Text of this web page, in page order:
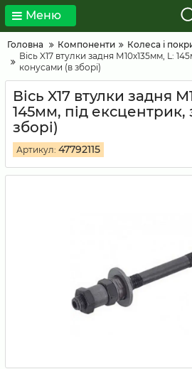
Меню
Головна Компоненти Колеса і
Вісь X17 втулки задня М10x135мм, L:
конусами (в зборі)
Вісь X17 втулки задня
145мм, під ексцентрик,
зборі)
Артикул: 47792115